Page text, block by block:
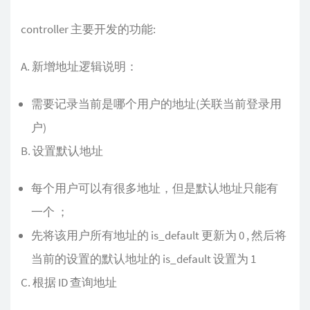
controller 主要开发的功能:
A. 新增地址逻辑说明：
需要记录当前是哪个用户的地址(关联当前登录用
户)
B. 设置默认地址
每个用户可以有很多地址，但是默认地址只能有
一个 ；
先将该用户所有地址的 is_default 更新为 0 , 然后将
当前的设置的默认地址的 is_default 设置为 1
C. 根据 ID 查询地址